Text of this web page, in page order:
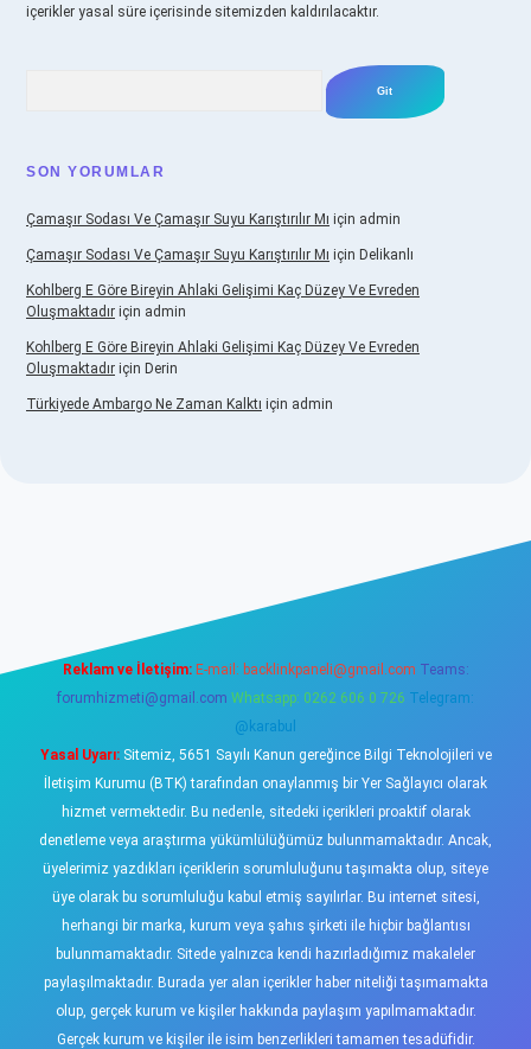
içerikler yasal süre içerisinde sitemizden kaldırılacaktır.
SON YORUMLAR
Çamaşır Sodası Ve Çamaşır Suyu Karıştırılır Mı için admin
Çamaşır Sodası Ve Çamaşır Suyu Karıştırılır Mı için Delikanlı
Kohlberg E Göre Bireyin Ahlaki Gelişimi Kaç Düzey Ve Evreden
Oluşmaktadır için admin
Kohlberg E Göre Bireyin Ahlaki Gelişimi Kaç Düzey Ve Evreden
Oluşmaktadır için Derin
Türkiyede Ambargo Ne Zaman Kalktı için admin
Reklam ve İletişim: E-mail: backlinkpaneli@gmail.com Teams:
forumhizmeti@gmail.com Whatsapp: 0262 606 0 726 Telegram:
@karabul
Yasal Uyarı:Sitemiz, 5651 Sayılı Kanun gereğince Bilgi Teknolojileri ve
İletişim Kurumu (BTK) tarafından onaylanmış bir Yer Sağlayıcı olarak
hizmet vermektedir. Bu nedenle, sitedeki içerikleri proaktif olarak
denetleme veya araştırma yükümlülüğümüz bulunmamaktadır. Ancak,
üyelerimiz yazdıkları içeriklerin sorumluluğunu taşımakta olup, siteye
üye olarak bu sorumluluğu kabul etmiş sayılırlar. Bu internet sitesi,
herhangi bir marka, kurum veya şahıs şirketi ile hiçbir bağlantısı
bulunmamaktadır. Sitede yalnızca kendi hazırladığımız makaleler
paylaşılmaktadır. Burada yer alan içerikler haber niteliği taşımamakta
olup, gerçek kurum ve kişiler hakkında paylaşım yapılmamaktadır.
Gerçek kurum ve kişiler ile isim benzerlikleri tamamen tesadüfidir.